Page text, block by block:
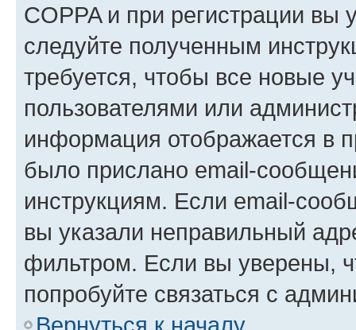
COPPA и при регистрации вы
следуйте полученным
требуется, чтобы все новые
пользователями или
информация отображается в
было прислано email-
инструкциям. Если email-
вы указали неправильный
фильтром. Если вы уверены,
попробуйте связаться с
Вернуться к началу